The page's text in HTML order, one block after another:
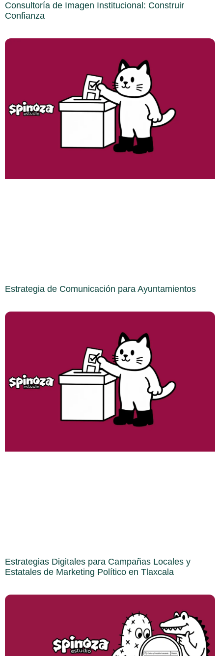
Consultoría de Imagen Institucional: Construir
Confianza
Estrategia de Comunicación para Ayuntamientos
Estrategias Digitales para Campañas Locales y
Estatales de Marketing Político en Tlaxcala